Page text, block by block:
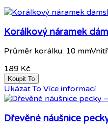
Korálkový náramek
Průměr korálku: 10
189 Kč
Koupit To
Ukázat To Více informací
Dřevěné náušnice